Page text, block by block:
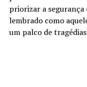
priorizar a
lembrado como
um palco de